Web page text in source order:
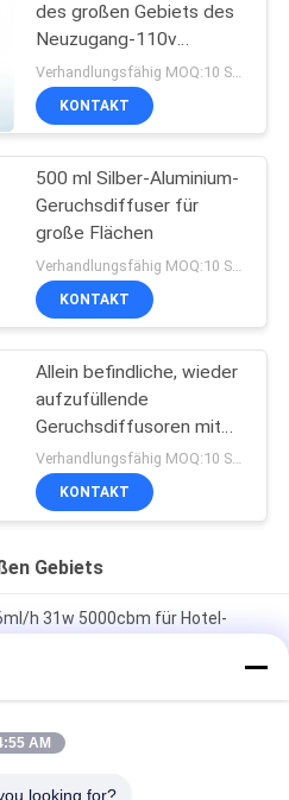
des großen Gebiets des
Neuzugang-110v
silberner externer des
Zerstäuber-4L
KONTAKT
500 ml Silber-Aluminium-
Geruchsdiffuser für
große Flächen
KONTAKT
Allein befindliche, wieder
aufzufüllende
Geruchsdiffusoren mit
großer Fläche
Verhandlungsfähig MOQ:10 Stücke
KONTAKT
Gebiets
h 31w 5000cbm für Hotel-
31w 5000cbm 6ml/H für Hotel-
Duft-Diffusor Hvac,
AM
looking for?